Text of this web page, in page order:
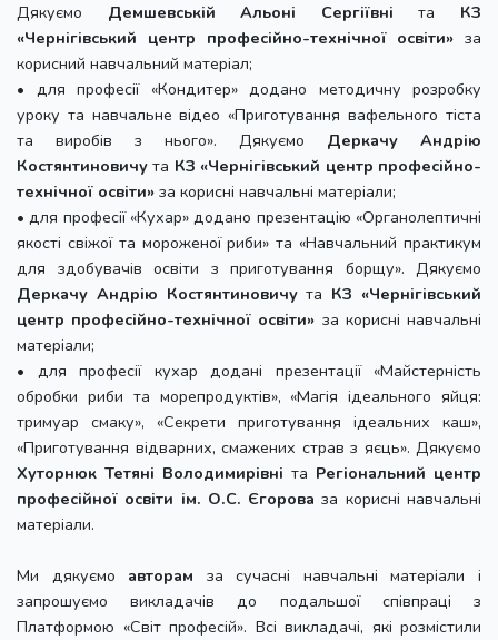
Дякуємо Демшевській Альоні Сергіївні та КЗ
«Чернігівський центр професійно-технічної освіти» за
корисний навчальний матеріал;
• для професії «Кондитер» додано методичну розробку
уроку та навчальне відео «Приготування вафельного тіста
та виробів з нього». Дякуємо Деркачу Андрію
Костянтиновичу та КЗ «Чернігівський центр професійно-
технічної освіти» за корисні навчальні матеріали;
• для професії «Кухар» додано презентацію «Органолептичні
якості свіжої та мороженої риби» та «Навчальний практикум
для здобувачів освіти з приготування борщу». Дякуємо
Деркачу Андрію Костянтиновичута КЗ «Чернігівський
центр професійно-технічної освіти» за корисні навчальні
матеріали;
• для професії кухар додані презентації «Майстерність
обробки риби та морепродуктів», «Магія ідеального яйця:
тримуар смаку», «Секрети приготування ідеальних каш»,
«Приготування відварних, смажених страв з яєць». Дякуємо
Хуторнюк Тетяні Володимирівні та Регіональний центр
професійної освіти ім. О.С. Єгороваза корисні навчальні
матеріали.
Ми дякуємо авторам за сучасні навчальні матеріали і
запрошуємо викладачів до подальшої співпраці з
Платформою «Світ професій». Всі викладачі, які розмістили